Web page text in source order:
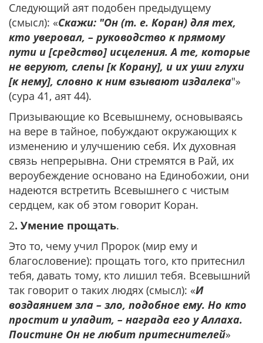
Следующий аят подобен предыдущему
(смысл): «Скажи: "Он (т. е. Коран) для тех,
кто уверовал, – руководство к прямому
пути и [средство] исцеления. А те, которые
не веруют, слепы [к Корану], и их уши глухи
[к нему], словно к ним взывают издалека"»
(сура 41, аят 44).
Призывающие ко Всевышнему, основываясь
на вере в тайное, побуждают окружающих к
изменению и улучшению себя. Их духовная
связь непрерывна. Они стремятся в Рай, их
вероубеждение основано на Единобожии, они
надеются встретить Всевышнего с чистым
сердцем, как об этом говорит Коран.
2. Умение прощать.
Это то, чему учил Пророк (мир ему и
благословение): прощать того, кто притеснил
тебя, давать тому, кто лишил тебя. Всевышний
так говорит о таких людях (смысл): «И
воздаянием зла – зло, подобное ему. Но кто
простит и уладит, – награда его у Аллаха.
Поистине Он не любит притеснителей»